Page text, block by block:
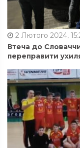
2 Лютого 2024,
Втеча до
переправити